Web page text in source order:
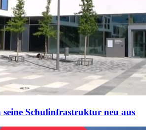
seine Schulinfrastruktur neu aus